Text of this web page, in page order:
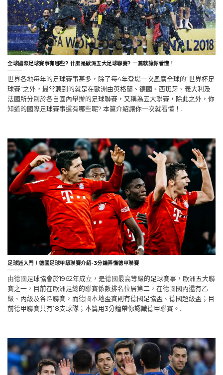
全球國際足球賽事有哪些? 什麼是歐洲五大足球聯賽? 一篇就讓你看懂！
世界各地每年的足球賽事甚多，除了每4年登場一次風麋全球的"世界杯足
球賽"之外，最常聽到的就是在歐洲由英格蘭、德國、西班牙、義大利及
法國所分別於各自國內舉辦的足球聯賽，又稱為五大聯賽，除此之外，你
知道的國際足球賽事還有哪些呢? 本篇介紹讓你一次就看懂！..
足球迷入門∣德國足球甲級聯賽介紹-3分鐘弄懂德甲聯賽
由德國足球協會於1962年成立，是德國最高等級的足球賽事，歐洲五大聯
賽之一，目前在歐洲足總的聯賽係數排名位居第二，在德國國內還有乙
級、丙級及各區聯賽，而德國本地盃賽則有德國足協盃、德國超級盃；目
前德甲聯賽共有18支球隊；本篇用3分鐘帶你認識德甲聯賽。..